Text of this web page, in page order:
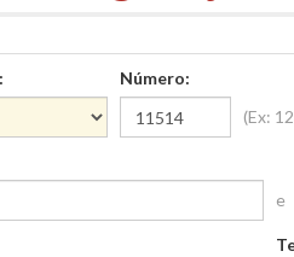
Número:
(Ex:
e